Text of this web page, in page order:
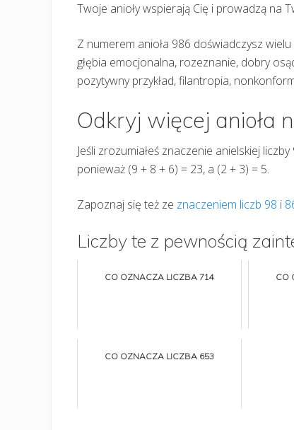
Twoje anioły wspierają Cię i prowadzą na
Z numerem anioła 986 doświadczysz
głębia emocjonalna, rozeznanie, dobry
pozytywny przykład, filantropia,
Odkryj więcej anioła
Jeśli zrozumiałeś znaczenie anielskiej
ponieważ (9 + 8 + 6) = 23, a (2 + 3) = 5.
Zapoznaj się też ze znaczeniem liczb 98 i
Liczby te z pewnością
CO OZNACZA LICZBA 714 CO
CO OZNACZA LICZBA 653